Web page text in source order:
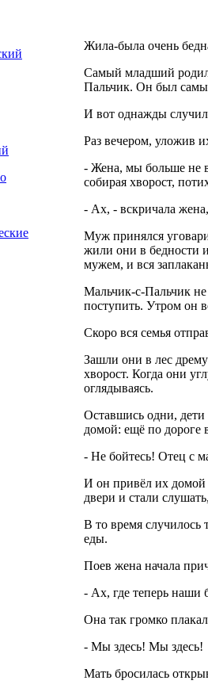
Жила-была очень
Самый младший
Пальчик. Он был
И вот однажды
Раз вечером, уложив
- Жена, мы больше не в
собирая хворост,
- Ах, - вскричала
Муж принялся
жили они в бедности
мужем, и вся
Мальчик-с-Пальчик не
поступить. Утром он
Скоро вся семья
Зашли они в лес
хворост. Когда они
оглядываясь.
Оставшись одни, дети
домой: ещё по дороге
- Не бойтесь! Отец с
И он привёл их домой
двери и стали
В то время случилось
еды.
Поев жена начала
- Ах, где теперь наши
Она так громко
- Мы здесь! Мы здесь!
Мать бросилась